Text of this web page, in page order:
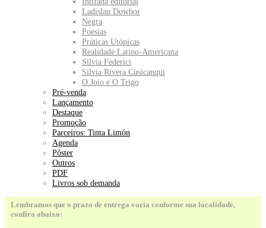
Ladislau Dowbor
Negra
Poesias
Práticas Utópicas
Realidade Latino-Americana
Silvia Federici
Silvia Rivera Cusicanqui
O Joio e O Trigo
Pré-venda
Lançamento
Destaque
Promoção
Parceiros: Tinta Limón
Agenda
Pôster
Outros
PDF
Livros sob demanda
Lembramos que o prazo de entrega varia conforme sua localidade,
confira abaixo: